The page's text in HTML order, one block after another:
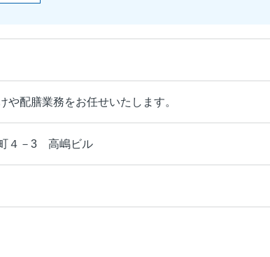
や配膳業務をお任せいたします。
４－3 高嶋ビル